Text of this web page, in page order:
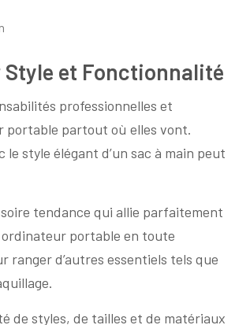
Style et Fonctionnalité
professionnelles et
portable partout où elles vont.
style élégant d’un sac à main peut
tendance qui allie parfaitement
portable en toute
ranger d’autres essentiels tels que
de styles, de tailles et de matériaux